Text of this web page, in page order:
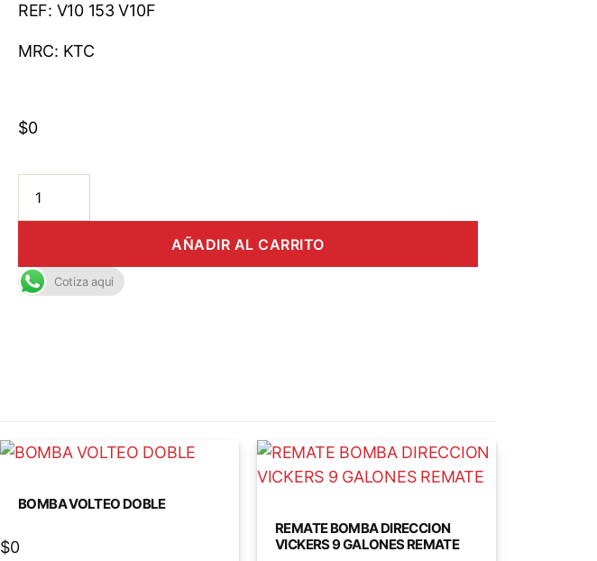
REF: V10 153 V10F
MRC: KTC
$0
AÑADIR AL CARRITO
Cotiza aqui
BOMBA VOLTEO DOBLE
$0
REMATE BOMBA DIRECCION
VICKERS 9 GALONES REMATE